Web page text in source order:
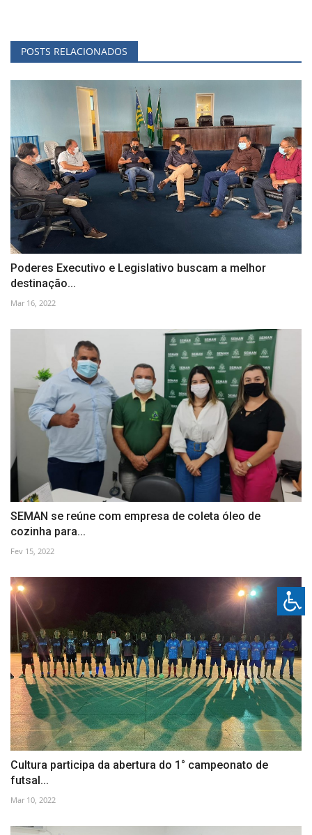
POSTS RELACIONADOS
Poderes Executivo e Legislativo buscam a melhor
destinação...
Mar 16, 2022
SEMAN se reúne com empresa de coleta óleo de
cozinha para...
Fev 15, 2022
Cultura participa da abertura do 1° campeonato de
futsal...
Mar 10, 2022